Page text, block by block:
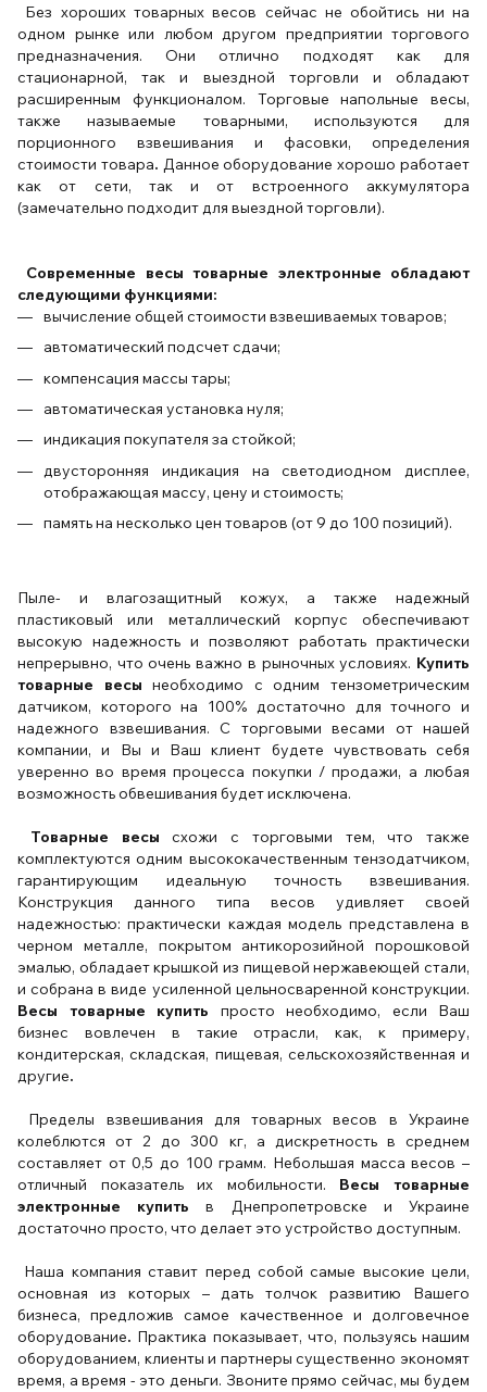
Без хороших товарных весов сейчас не обойтись ни на
одном рынке или любом другом предприятии торгового
предназначения. Они отлично подходят как для
стационарной, так и выездной торговли и обладают
расширенным функционалом. Торговые напольные весы,
также называемые товарными, используются для
порционного взвешивания и фасовки, определения
стоимости товара. Данное оборудование хорошо работает
как от сети, так и от встроенного аккумулятора
(замечательно подходит для выездной торговли).
Современные весы товарные электронные обладают
следующими функциями:
вычисление общей стоимости взвешиваемых товаров;
автоматический подсчет сдачи;
компенсация массы тары;
автоматическая установка нуля;
индикация покупателя за стойкой;
двусторонняя индикация на светодиодном дисплее,
отображающая массу, цену и стоимость;
память на несколько цен товаров (от 9 до 100 позиций).
Пыле- и влагозащитный кожух, а также надежный
пластиковый или металлический корпус обеспечивают
высокую надежность и позволяют работать практически
непрерывно, что очень важно в рыночных условиях. Купить
товарные весы необходимо с одним тензометрическим
датчиком, которого на 100% достаточно для точного и
надежного взвешивания. С торговыми весами от нашей
компании, и Вы и Ваш клиент будете чувствовать себя
уверенно во время процесса покупки / продажи, а любая
возможность обвешивания будет исключена.
Товарные весы схожи с торговыми тем, что также
комплектуются одним высококачественным тензодатчиком,
гарантирующим идеальную точность взвешивания.
Конструкция данного типа весов удивляет своей
надежностью: практически каждая модель представлена в
черном металле, покрытом антикорозийной порошковой
эмалью, обладает крышкой из пищевой нержавеющей стали,
и собрана в виде усиленной цельносваренной конструкции.
Весы товарные купить просто необходимо, если Ваш
бизнес вовлечен в такие отрасли, как, к примеру,
кондитерская, складская, пищевая, сельскохозяйственная и
другие.
Пределы взвешивания для товарных весов в Украине
колеблются от 2 до 300 кг, а дискретность в среднем
составляет от 0,5 до 100 грамм. Небольшая масса весов –
отличный показатель их мобильности. Весы товарные
электронные купить в Днепропетровске и Украине
достаточно просто, что делает это устройство доступным.
Наша компания ставит перед собой самые высокие цели,
основная из которых – дать толчок развитию Вашего
бизнеса, предложив самое качественное и долговечное
оборудование. Практика показывает, что, пользуясь нашим
оборудованием, клиенты и партнеры существенно экономят
время, а время - это деньги. Звоните прямо сейчас, мы будем